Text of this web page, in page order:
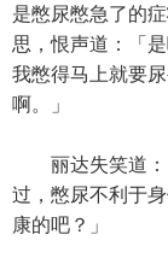
是憋尿憋急了的
思，恨声道：「是
我憋得马上就要
啊。」
丽达失笑道：
过，憋尿不利于
康的吧？」